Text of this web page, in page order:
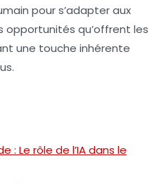
pour s’adapter aux
qu’offrent les
une touche inhérente
: Le rôle de l’IA dans le